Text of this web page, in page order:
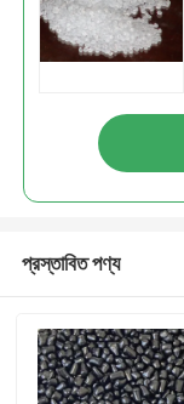
প্রস্তাবিত পণ্য